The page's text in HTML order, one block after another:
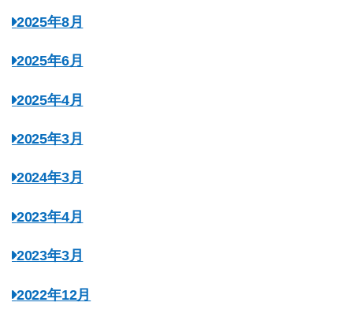
2025年8月
2025年6月
2025年4月
2025年3月
2024年3月
2023年4月
2023年3月
2022年12月